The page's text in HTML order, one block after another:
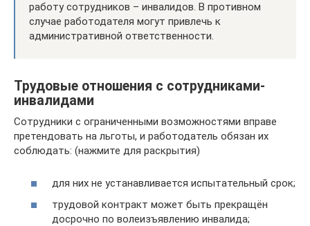
работу сотрудников – инвалидов. В противном
случае работодателя могут привлечь к
административной ответственности.
Трудовые отношения с сотрудниками-
инвалидами
Сотрудники с ограниченными возможностями вправе
претендовать на льготы, и работодатель обязан их
соблюдать: (нажмите для раскрытия)
для них не устанавливается испытательный срок;
трудовой контракт может быть прекращён
досрочно по волеизъявлению инвалида;